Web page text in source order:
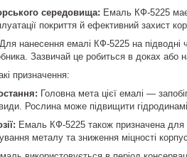
середовища: Емаль КФ-5225 має
покриття й ефективний захист
нанесення емалі КФ-5225 на підводні
Зазвичай це робиться в доках
призначення:
Головна мета цієї емалі —
види. Рослина може підвищити
Емаль КФ-5225 також призначена для
металу та зниження міцності